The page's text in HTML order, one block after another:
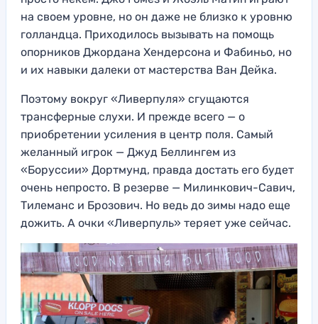
на своем уровне, но он даже не близко к уровню
голландца. Приходилось вызывать на помощь
опорников Джордана Хендерсона и Фабиньо, но
и их навыки далеки от мастерства Ван Дейка.
Поэтому вокруг «Ливерпуля» сгущаются
трансферные слухи. И прежде всего — о
приобретении усиления в центр поля. Самый
желанный игрок — Джуд Беллингем из
«Боруссии» Дортмунд, правда достать его будет
очень непросто. В резерве — Милинкович-Савич,
Тилеманс и Брозович. Но ведь до зимы надо еще
дожить. А очки «Ливерпуль» теряет уже сейчас.